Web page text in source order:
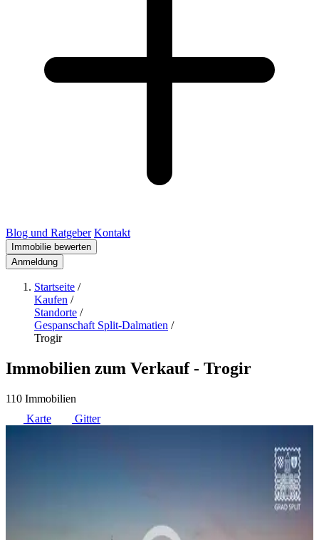
Blog und Ratgeber Kontakt
Immobilie bewerten
Anmeldung
Startseite /
Kaufen /
Standorte /
Gespanschaft Split-Dalmatien /
Trogir
Immobilien zum Verkauf- Trogir
110 Immobilien
Karte
Gitter